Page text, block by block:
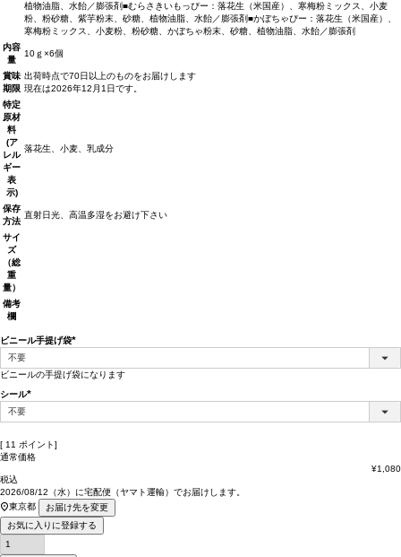
植物油脂、水飴／膨張剤■むらさきいもっぴー：落花生（米国産）、寒梅粉ミックス、小麦
粉、粉砂糖、紫芋粉末、砂糖、植物油脂、水飴／膨張剤■かぼちゃぴー：落花生（米国産）、
寒梅粉ミックス、小麦粉、粉砂糖、かぼちゃ粉末、砂糖、植物油脂、水飴／膨張剤
内容
量
10ｇ×6個
賞味
期限
出荷時点で70日以上のものをお届けします
現在は2026年12月1日です。
特定
原材
料
(ア
レル
ギー
表
示)
落花生、小麦、乳成分
保存
方法
直射日光、高温多湿をお避け下さい
サイ
ズ
（総
重
量）
備考
欄
ビニール手提げ袋
須)
ビニールの手提げ袋になります
シール
須)
[ 11 ポイント]
通常価格
¥1,080
税込
2026/08/12（水） に宅配便（ヤマト運輸） でお届けします。
東京都
お届け先を変更
お気に入りに登録する